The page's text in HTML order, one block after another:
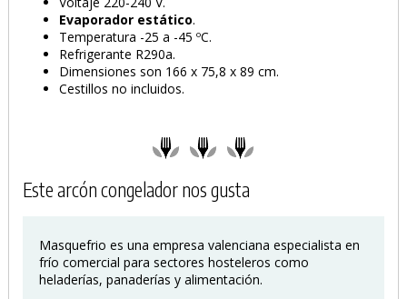
Evaporador estático.
Temperatura -25 a -45 ºC.
Refrigerante R290a.
Dimensiones son 166 x 75,8 x 89 cm.
Cestillos no incluidos.
Este arcón congelador nos gusta
Masquefrio es una empresa valenciana especialista en
frío comercial para sectores hosteleros como
heladerías, panaderías y alimentación.